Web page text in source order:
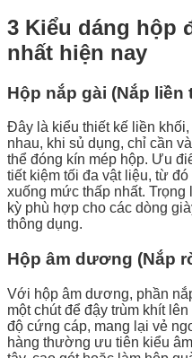
3 Kiểu dáng hộp
nhất hiện nay
Hộp nắp gài (Nắp liền
Đây là kiểu thiết kế liền
nhau, khi sủ dụng, chỉ cần
thể đóng kín mép hộp. Ưu
tiết kiệm tối đa vật liệu, từ
xuống mức thấp nhất.
kỳ phù hợp cho các dòng
thông dụng.
Hộp âm dương (Nắp
Với hộp âm dương, phần
một chút để đậy trùm khít
độ cứng cáp, mang lại vẻ
hàng thường ưu tiên kiểu